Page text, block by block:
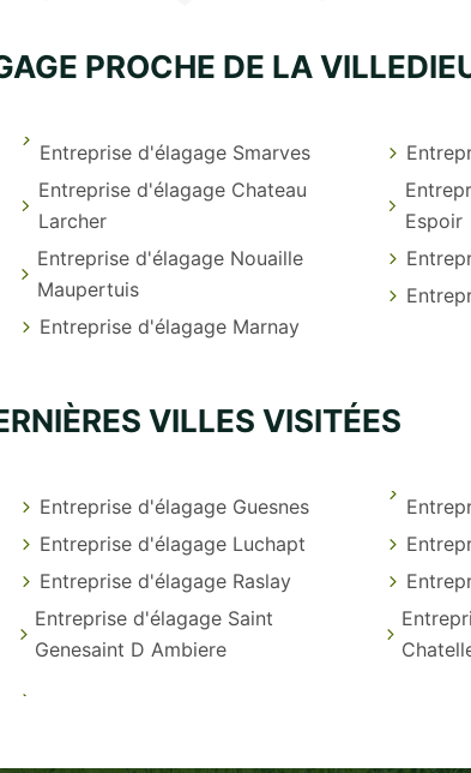
PROCHE DE LA
Entreprise d'élagage Smarves
Entreprise d'élagage Chateau
Larcher
Entreprise d'élagage Nouaille
Maupertuis
Entreprise d'élagage Marnay
Espoir
VILLES VISITÉES
Entreprise d'élagage Guesnes
Entreprise d'élagage Luchapt
Entreprise d'élagage Raslay
Entreprise d'élagage Saint
Genesaint D Ambiere